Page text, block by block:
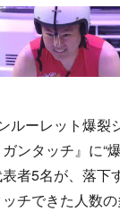
ルーレット爆裂
ンタッチ』に“
者5名が、落下
チできた人数